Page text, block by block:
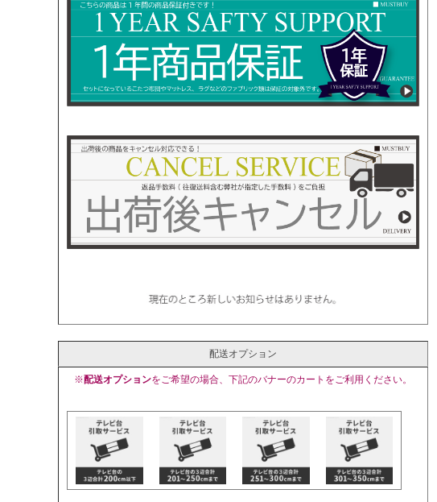
配送オプション
※配送オプションをご希望の場合、下記のバナーのカートをご利用ください。